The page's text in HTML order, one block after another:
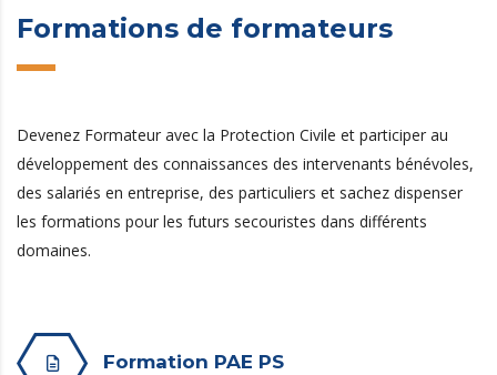
Formations de formateurs
Devenez Formateur avec la Protection Civile et participer au
développement des connaissances des intervenants bénévoles,
des salariés en entreprise, des particuliers et sachez dispenser
les formations pour les futurs secouristes dans différents
domaines.
Formation PAE PS